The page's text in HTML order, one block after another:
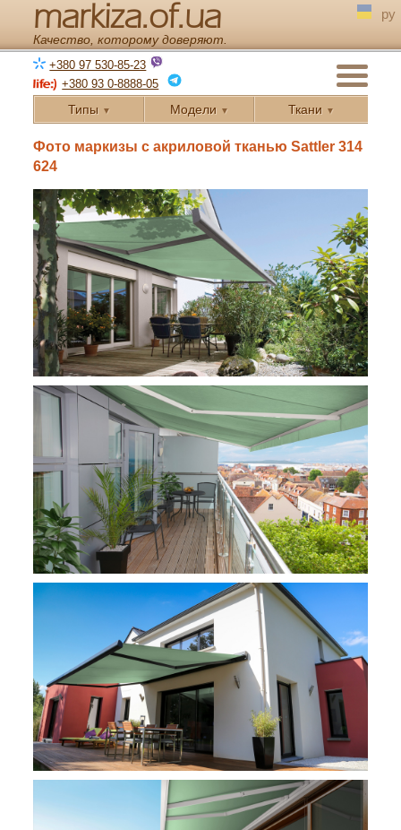
markiza.of.ua
Качество, которому доверяют.
ру
+380 97 530-85-23
+380 93 0-8888-05
Типы ▼ Модели ▼ Ткани ▼
← Назад
Фото маркизы с акриловой тканью Sattler 314
624